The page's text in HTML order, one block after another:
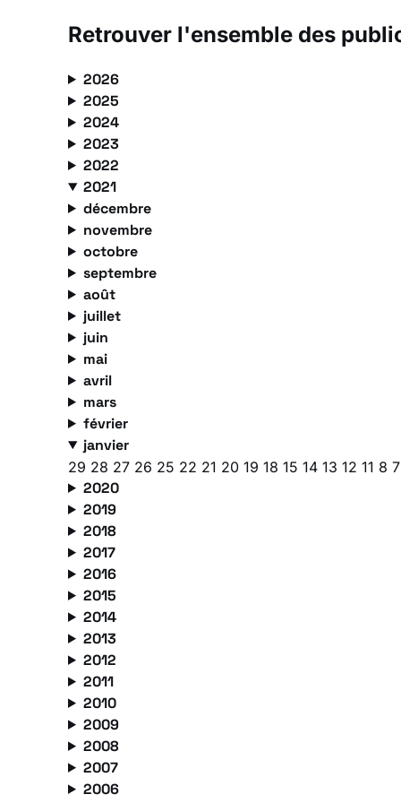
Retrouver l'ensemble des
2026
2025
2024
2023
2022
2021
décembre
novembre
octobre
septembre
août
juillet
juin
mai
avril
mars
février
janvier
29 28 27 26 25 22 21 20 19 18 15 14 13 12 11 8 7
2020
2019
2018
2017
2016
2015
2014
2013
2012
2011
2010
2009
2008
2007
2006